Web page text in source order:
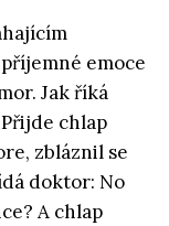
emoce
Jak říká
chlap
zbláznil se
doktor: No
A chlap